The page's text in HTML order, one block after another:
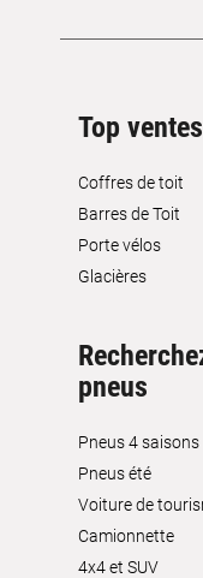
Top
Coffres de toit
Barres de Toit
Porte vélos
Glacières
pneus
Pneus 4 saisons
Pneus été
Voiture de
Camionnette
4x4 et SUV